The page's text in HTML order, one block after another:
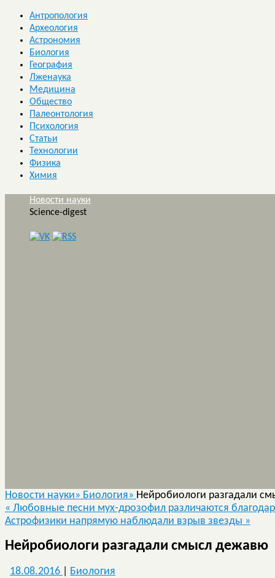
Антропология
Археология
Астрономия
Биология
География
Лженаука
Медицина
Общество
Палеонтология
Психология
Статьи
Технологии
Физика
Химия
Новости науки
Science-digest
Новости науки» Биология» Нейробиологи разгадали
« Любовные песни мух-дрозофил различаются
Астрофизики напрямую наблюдали взрыв звезды »
Нейробиологи разгадали смысл дежавю
18.08.2016 Биология